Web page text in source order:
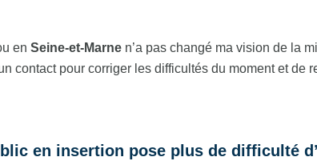
en Seine-et-Marnen’a pas changé ma vision de la
contact pour corriger les difficultés du moment et de
en insertion pose plus de difficulté